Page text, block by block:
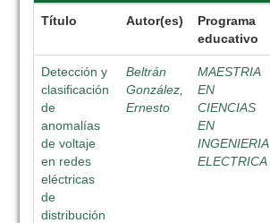
Título Autor(es)
Programa
educativo
Detección y
clasificación
de
anomalías
de voltaje
en redes
eléctricas
de
distribución
Beltrán
González,
Ernesto
MAESTRIA
EN
CIENCIAS
EN
INGENIERIA
ELECTRICA